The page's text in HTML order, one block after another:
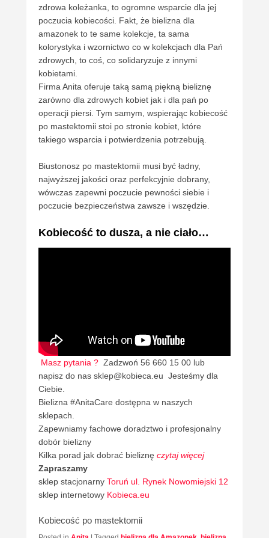
zdrowa koleżanka, to ogromne wsparcie dla jej
poczucia kobiecości. Fakt, że bielizna dla
amazonek to te same kolekcje, ta sama
kolorystyka i wzornictwo co w kolekcjach dla Pań
zdrowych, to coś, co solidaryzuje z innymi
kobietami.
Firma Anita oferuje taką samą piękną bieliznę
zarówno dla zdrowych kobiet jak i dla pań po
operacji piersi. Tym samym, wspierając kobiecość
po mastektomii stoi po stronie kobiet, które
takiego wsparcia i potwierdzenia potrzebują.
Biustonosz po mastektomii musi być ładny,
najwyższej jakości oraz perfekcyjnie dobrany,
wówczas zapewni poczucie pewności siebie i
poczucie bezpieczeństwa zawsze i wszędzie.
Kobiecość to dusza, a nie ciało…
Masz pytania ? Zadzwoń 56 660 15 00 lub
napisz do nas sklep@kobieca.eu Jesteśmy dla
Ciebie.
Bielizna #AnitaCare dostępna w naszych
sklepach.
Zapewniamy fachowe doradztwo i profesjonalny
dobór bielizny
Kilka porad jak dobrać bieliznę czytaj więcej
Zapraszamy
sklep stacjonarny Toruń ul. Rynek Nowomiejski 12
sklep internetowy Kobieca.eu
Kobiecość po mastektomii